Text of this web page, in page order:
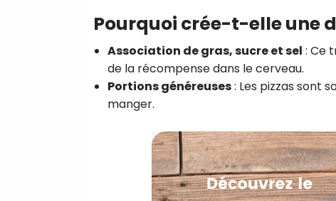
Pourquoi crée-t-elle une
Association de gras, sucre et sel : Ce
de la récompense dans le cerveau.
Portions généreuses: Les pizzas sont
manger.